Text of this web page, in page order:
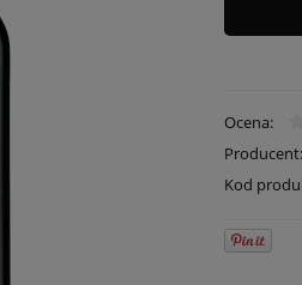
Ocena:
Producent:
Kod